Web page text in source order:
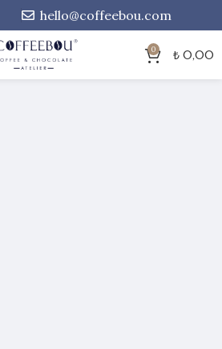
hello@coffeebou.com
0 ₺ 0,00